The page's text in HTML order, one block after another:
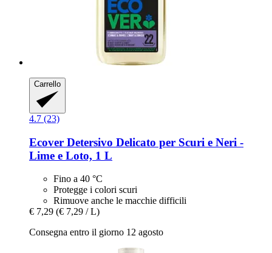
Carrello
4.7 (23)
Ecover Detersivo Delicato per Scuri e Neri -​
Lime e Loto, 1 L
Fino a 40 °C
Protegge i colori scuri
Rimuove anche le macchie difficili
€ 7,29 (€ 7,29 / L)
Consegna entro il giorno 12 agosto